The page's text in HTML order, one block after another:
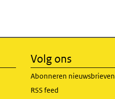
Volg ons
Abonneren nieuwsbrieven
RSS feed